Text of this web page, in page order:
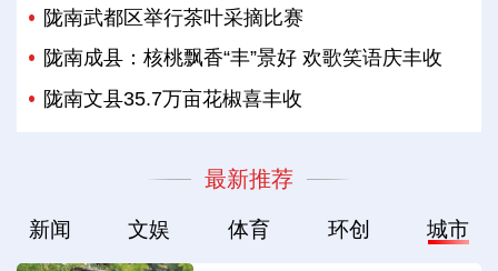
陇南武都区举行茶叶采摘比赛
陇南成县：核桃飘香“丰”景好 欢歌笑语庆丰收
陇南文县35.7万亩花椒喜丰收
最新推荐
新闻 文娱 体育 环创 城市